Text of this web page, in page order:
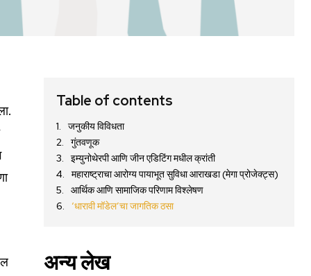
Table of contents
जनुकीय विविधता
गुंतवणूक
इम्युनोथेरपी आणि जीन एडिटिंग मधील क्रांती
महाराष्ट्राचा आरोग्य पायाभूत सुविधा आराखडा (मेगा प्रोजेक्ट्स)
आर्थिक आणि सामाजिक परिणाम विश्लेषण
‘धारावी मॉडेल’चा जागतिक ठसा
अन्य लेख